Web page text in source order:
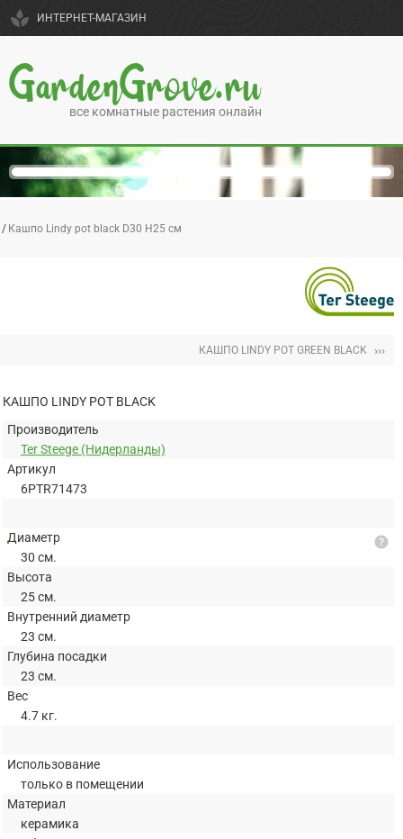
spa ИНТЕРНЕТ-МАГАЗИН
GardenGrove.ru
все комнатные растения онлайн
Кашпо Lindy pot black D30 H25 см
КАШПО LINDY POT GREEN BLACK ›››
КАШПО LINDY POT BLACK
Производитель
Ter Steege (Нидерланды)
Артикул
6PTR71473
Диаметр
30 см.
Высота
25 см.
Внутренний диаметр
23 см.
Глубина посадки
23 см.
Вес
4.7 кг.
help
Использование
только в помещении
Материал
керамика